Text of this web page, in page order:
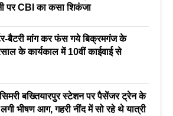
पर CBI का कसा शिकंजा
बैटरी मांग कर फंस गये बिक्रमगंज के
के कार्यकाल में 10वीं काईवाई से
बख्तियारपुर स्टेशन पर पैसेंजर ट्रेन के
भीषण आग, गहरी नींद में सो रहे थे यात्री